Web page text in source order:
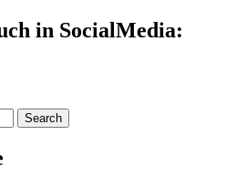
in SocialMedia: